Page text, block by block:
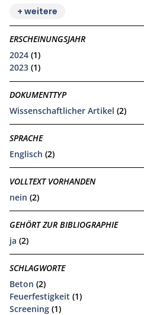
+ weitere
ERSCHEINUNGSJAHR
2024 (1)
2023 (1)
DOKUMENTTYP
Wissenschaftlicher Artikel (2)
SPRACHE
Englisch (2)
VOLLTEXT VORHANDEN
nein (2)
GEHÖRT ZUR BIBLIOGRAPHIE
ja (2)
SCHLAGWORTE
Beton (2)
Feuerfestigkeit (1)
Screening (1)